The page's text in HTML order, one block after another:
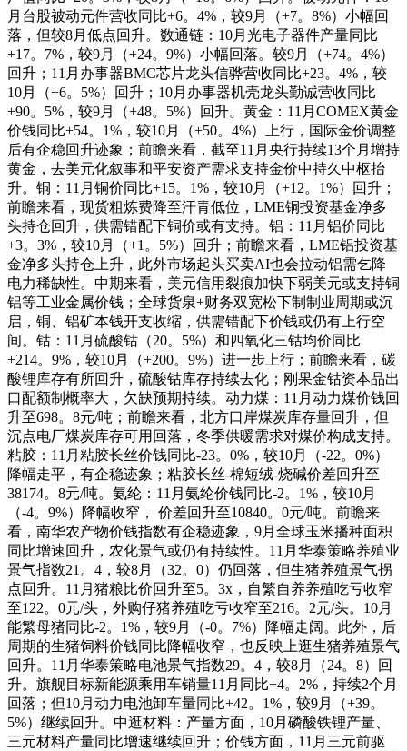
月台股被动元件营收同比+6。4%，较9月（+7。8%）小幅回
落，但较8月低点回升。数通链：10月光电子器件产量同比
+17。7%，较9月（+24。9%）小幅回落。较9月（+74。4%）
回升；11月办事器BMC芯片龙头信骅营收同比+23。4%，较
10月（+6。5%）回升；10月办事器机壳龙头勤诚营收同比
+90。5%，较9月（+48。5%）回升。黄金：11月COMEX黄金
价钱同比+54。1%，较10月（+50。4%）上行，国际金价调整
后有企稳回升迹象；前瞻来看，截至11月央行持续13个月增持
黄金，去美元化叙事和平安资产需求支持金价中持久中枢抬
升。铜：11月铜价同比+15。1%，较10月（+12。1%）回升；
前瞻来看，现货粗炼费降至汗青低位，LME铜投资基金净多
头持仓回升，供需错配下铜价或有支持。铝：11月铝价同比
+3。3%，较10月（+1。5%）回升；前瞻来看，LME铝投资基
金净多头持仓上升，此外市场起头买卖AI也会拉动铝需乞降
电力稀缺性。中期来看，美元信用裂痕加快下弱美元或支持铜
铝等工业金属价钱；全球货泉+财务双宽松下制制业周期或沉
启，铜、铝矿本钱开支收缩，供需错配下价钱或仍有上行空
间。钴：11月硫酸钴（20。5%）和四氧化三钴均价同比
+214。9%，较10月（+200。9%）进一步上行；前瞻来看，碳
酸锂库存有所回升，硫酸钴库存持续去化；刚果金钴资本品出
口配额制概率大，欠缺预期持续。动力煤：11月动力煤价钱回
升至698。8元/吨；前瞻来看，北方口岸煤炭库存量回升，但
沉点电厂煤炭库存可用回落，冬季供暖需求对煤价构成支持。
粘胶：11月粘胶长丝价钱同比-23。0%，较10月（-22。0%）
降幅走平，有企稳迹象；粘胶长丝-棉短绒-烧碱价差回升至
38174。8元/吨。氨纶：11月氨纶价钱同比-2。1%，较10月
（-4。9%）降幅收窄， 价差回升至10840。0元/吨。前瞻来
看，南华农产物价钱指数有企稳迹象，9月全球玉米播种面积
同比增速回升，农化景气或仍有持续性。11月华泰策略养殖业
景气指数21。4，较8月（32。0）仍回落，但生猪养殖景气拐
点回升。11月猪粮比价回升至5。3x，自繁自养养殖吃亏收窄
至122。0元/头，外购仔猪养殖吃亏收窄至216。2元/头。10月
能繁母猪同比-2。1%，较9月（-0。7%）降幅走阔。此外，后
周期的生猪饲料价钱同比降幅收窄，也反映上逛生猪养殖景气
回升。11月华泰策略电池景气指数29。4，较8月（24。8）回
升。旗舰目标新能源乘用车销量11月同比+4。2%，持续2个月
回落；但10月动力电池卸车量同比+42。1%，较9月（+39。
5%）继续回升。中逛材料：产量方面，10月磷酸铁锂产量、
三元材料产量同比增速继续回升；价钱方面，11月三元前驱